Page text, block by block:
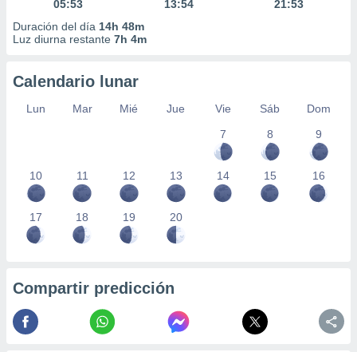
05:53
13:54
21:53
Duración del día 14h 48m
Luz diurna restante 7h 4m
Calendario lunar
Lun Mar Mié Jue Vie Sáb
Dom
7
8 9
10 11 12 13 14 15 16
17 18 19 20
Compartir predicción